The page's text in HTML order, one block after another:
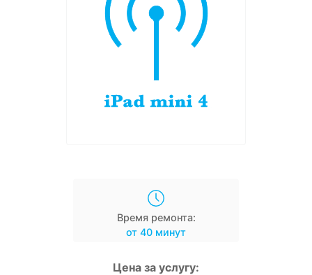
Время ремонта:
от 40 минут
Цена за услугу: